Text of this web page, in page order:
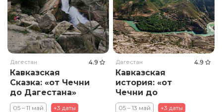
Дагестан 4.9
Кавказская
Сказка: «от Чечни
до Дагестана»
05 – 11 май +3 даты
Дагестан 4.9
Кавказская
история: «от
Чечни до
Дагестана»
05 – 13 май +3 даты